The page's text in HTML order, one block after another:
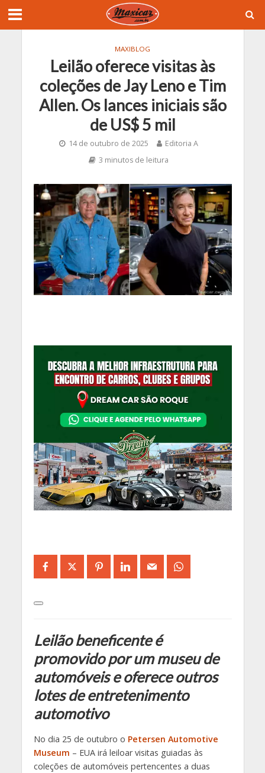
MAXIBLOG
Leilão oferece visitas às
coleções de Jay Leno e Tim
Allen. Os lances iniciais são
de US$ 5 mil
14 de outubro de 2025
Editoria A
3 minutos de leitura
Leilão beneficente é
promovido por um museu de
automóveis e oferece outros
lotes de entretenimento
automotivo
No dia 25 de outubro o Petersen Automotive
Museum – EUA irá leiloar visitas guiadas às
coleções de automóveis pertencentes a duas